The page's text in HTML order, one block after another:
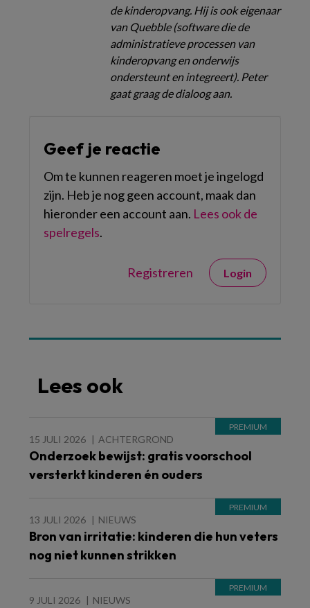
de kinderopvang. Hij is ook eigenaar
van Quebble (software die de
administratieve processen van
kinderopvang en onderwijs
ondersteunt en integreert). Peter
gaat graag de dialoog aan.
Geef je reactie
Om te kunnen reageren moet je ingelogd
zijn. Heb je nog geen account, maak dan
hieronder een account aan. Lees ook de
spelregels.
Registreren Login
Lees ook
15 JULI 2026 ACHTERGROND
Onderzoek bewijst: gratis voorschool
versterkt kinderen én ouders
13 JULI 2026 NIEUWS
Bron van irritatie: kinderen die hun veters
nog niet kunnen strikken
9 JULI 2026 NIEUWS